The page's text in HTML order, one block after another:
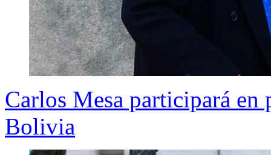
Carlos Mesa participará en
Bolivia